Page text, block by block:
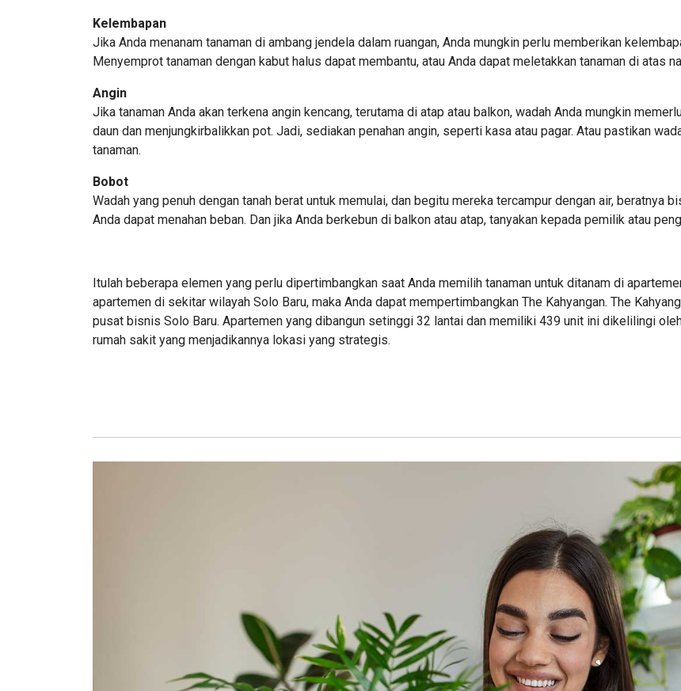
Kelembapan
Jika Anda menanam tanaman di ambang jendela dalam ruangan, Anda mungkin perlu memberikan
Menyemprot tanaman dengan kabut halus dapat membantu, atau Anda dapat meletakkan tanaman di atas
Angin
Jika tanaman Anda akan terkena angin kencang, terutama di atap atau balkon, wadah Anda mungkin
daun dan menjungkirbalikkan pot. Jadi, sediakan penahan angin, seperti kasa atau pagar. Atau pastikan
tanaman.
Bobot
Wadah yang penuh dengan tanah berat untuk memulai, dan begitu mereka tercampur dengan air, beratnya
Anda dapat menahan beban. Dan jika Anda berkebun di balkon atau atap, tanyakan kepada pemilik atau
Itulah beberapa elemen yang perlu dipertimbangkan saat Anda memilih tanaman untuk ditanam di
apartemen di sekitar wilayah Solo Baru, maka Anda dapat mempertimbangkan The Kahyangan. The
pusat bisnis Solo Baru. Apartemen yang dibangun setinggi 32 lantai dan memiliki 439 unit ini dikelilingi
rumah sakit yang menjadikannya lokasi yang strategis.